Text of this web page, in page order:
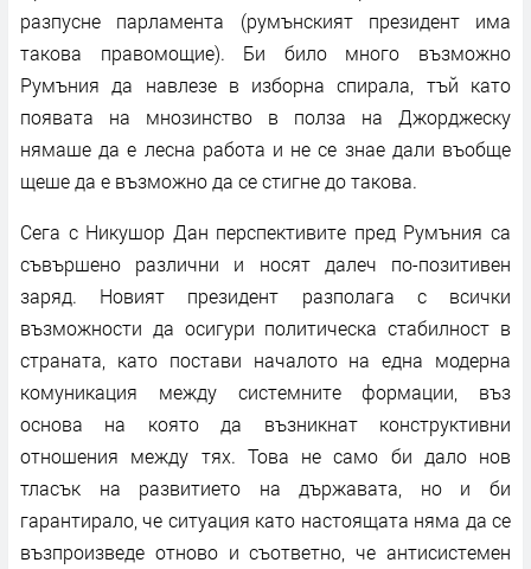
разпусне парламента (румънският президент има
такова правомощие). Би било много възможно
Румъния да навлезе в изборна спирала, тъй като
появата на мнозинство в полза на Джорджеску
нямаше да е лесна работа и не се знае дали въобще
щеше да е възможно да се стигне до такова.
Сега с Никушор Дан перспективите пред Румъния са
съвършено различни и носят далеч по-позитивен
заряд. Новият президент разполага с всички
възможности да осигури политическа стабилност в
страната, като постави началото на една модерна
комуникация между системните формации, въз
основа на която да възникнат конструктивни
отношения между тях. Това не само би дало нов
тласък на развитието на държавата, но и би
гарантирало, че ситуация като настоящата няма да се
възпроизведе отново и съответно, че антисистемен